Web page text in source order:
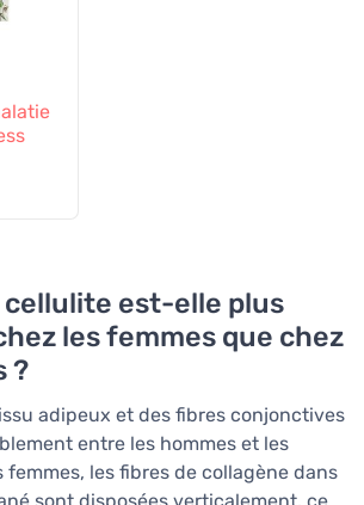
cellulite est-elle plus
les femmes que chez
?
adipeux et des fibres conjonctives
entre les hommes et les
femmes, les fibres de collagène dans